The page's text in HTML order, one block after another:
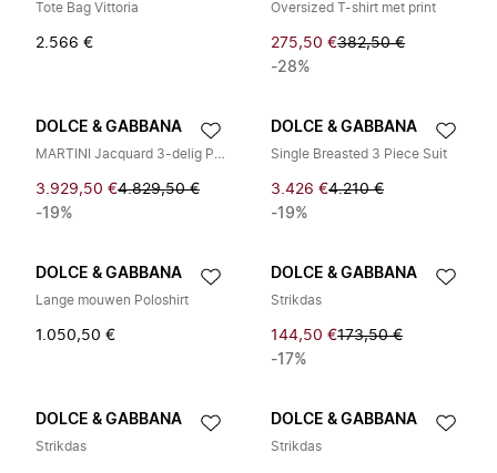
Tote Bag Vittoria
2.566 €
Oversized T-shirt met print
275,50 €382,50 €
-28%
DOLCE & GABBANA
MARTINI Jacquard 3-delig Pak
3.929,50 €4.829,50 €
-19%
DOLCE & GABBANA
Single Breasted 3 Piece Suit
3.426 €4.210 €
-19%
DOLCE & GABBANA
Lange mouwen Poloshirt
1.050,50 €
DOLCE & GABBANA
Strikdas
144,50 €173,50 €
-17%
DOLCE & GABBANA
Strikdas
DOLCE & GABBANA
Strikdas